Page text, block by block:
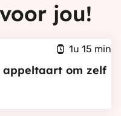
jou!
1u 15 min
appeltaart om zelf